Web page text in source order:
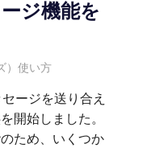
ジ機能を
）使い方
ージを送り合え
開始しました。
ため、いくつか